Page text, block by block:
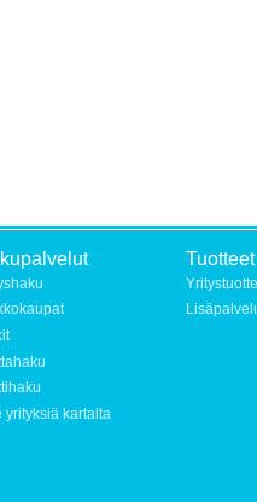
yrityksiä kartalta